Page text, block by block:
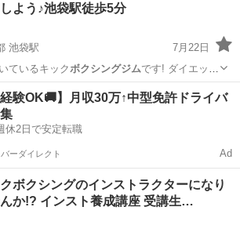
よう♪池袋駅徒歩5分
池袋駅
7月22日
ているキックボクシングジムです! ダイエッ
袋駅 スポーツ ボクシングジム
経験OK🚚】月収30万↑中型免許ドライバ
休2日で安定転職
バーダイレクト Ad
ボクシングのインストラクターになり
んか!? インスト養成講座 受講生…